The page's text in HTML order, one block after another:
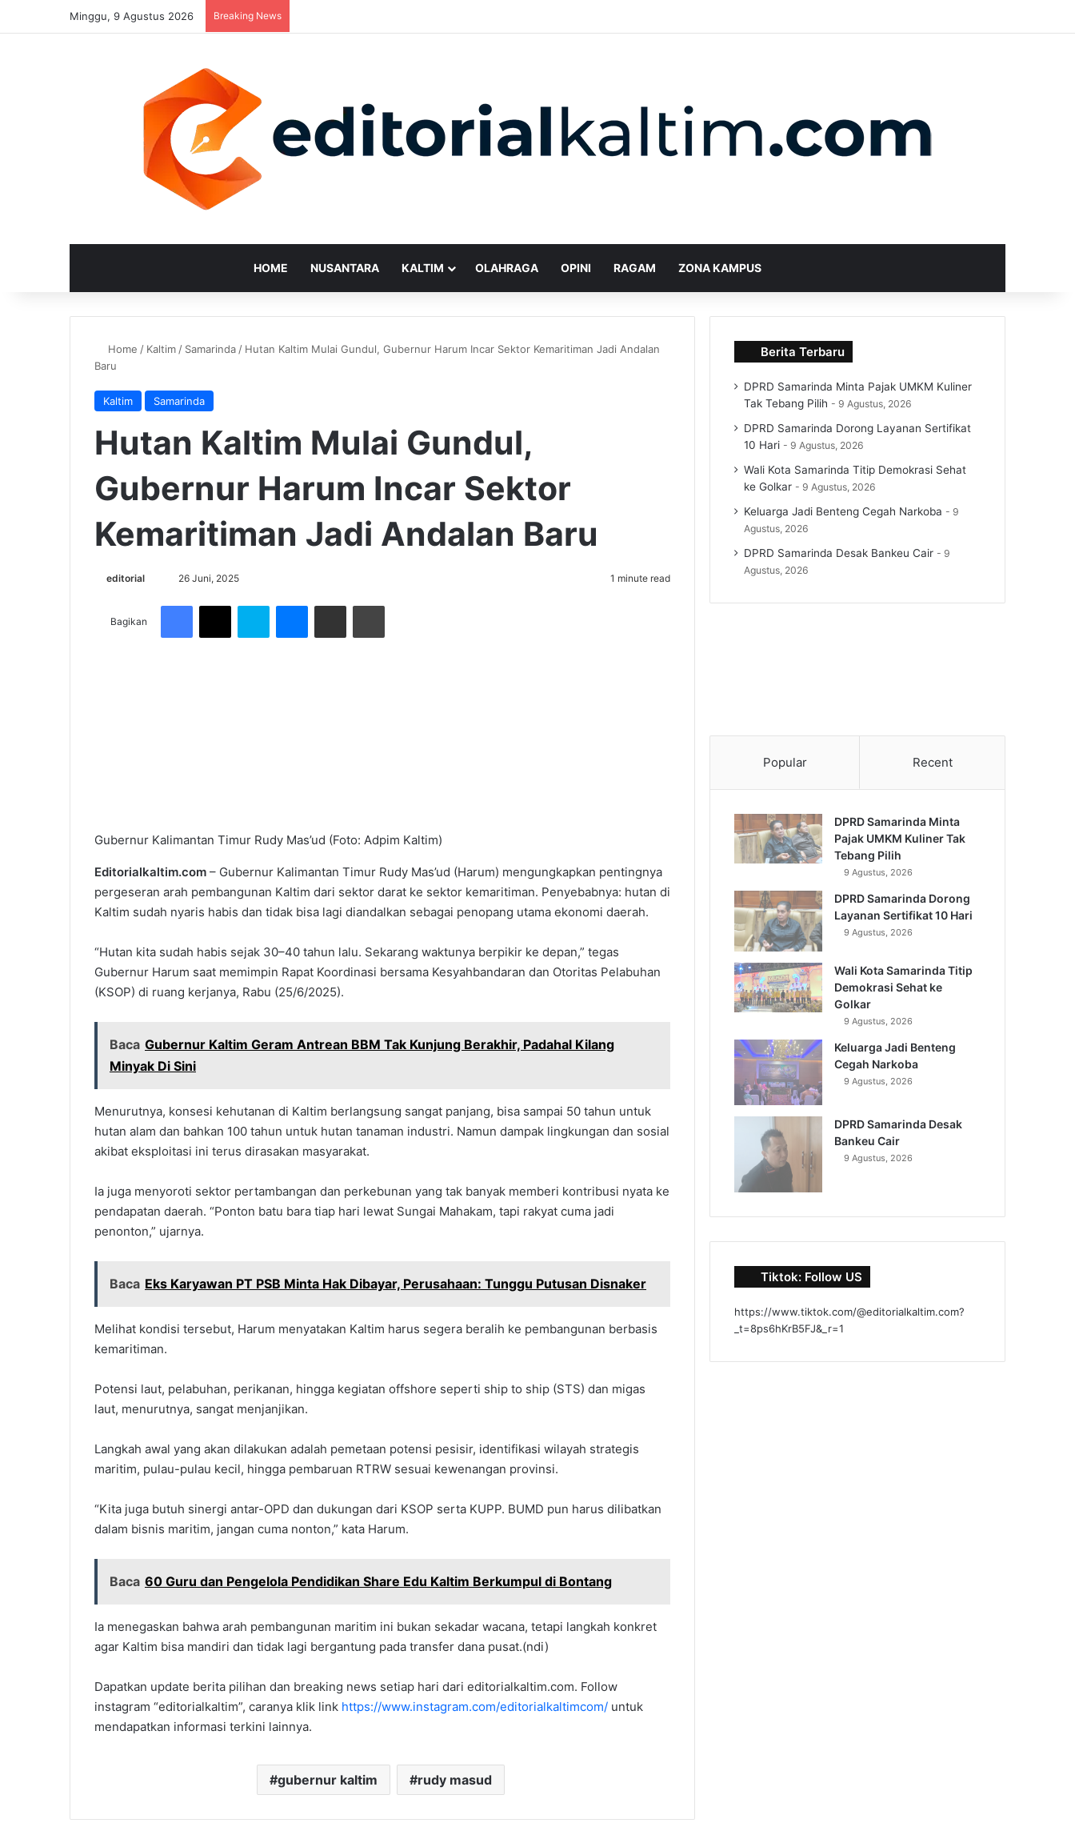
Minggu, 9 Agustus 2026 Breaking News
HOME NUSANTARA KALTIM OLAHRAGA OPINI RAGAM ZONA KAMPUS
Home / Kaltim / Samarinda / Hutan Kaltim Mulai Gundul, Gubernur Harum Incar Sektor Kemaritiman Jadi Andalan
Baru
Kaltim Samarinda
Hutan Kaltim Mulai Gundul,
Gubernur Harum Incar Sektor
Kemaritiman Jadi Andalan Baru
editorial 26 Juni, 2025 1 minute read
Bagikan
Facebook
X Skype Messenger
Share via Email Cetak
Gubernur Kalimantan Timur Rudy Mas’ud (Foto: Adpim Kaltim)
Editorialkaltim.com – Gubernur Kalimantan Timur Rudy Mas’ud (Harum) mengungkapkan pentingnya
pergeseran arah pembangunan Kaltim dari sektor darat ke sektor kemaritiman. Penyebabnya: hutan di
Kaltim sudah nyaris habis dan tidak bisa lagi diandalkan sebagai penopang utama ekonomi daerah.
“Hutan kita sudah habis sejak 30–40 tahun lalu. Sekarang waktunya berpikir ke depan,” tegas
Gubernur Harum saat memimpin Rapat Koordinasi bersama Kesyahbandaran dan Otoritas Pelabuhan
(KSOP) di ruang kerjanya, Rabu (25/6/2025).
Baca Gubernur Kaltim Geram Antrean BBM Tak Kunjung Berakhir, Padahal Kilang
Minyak Di Sini
Menurutnya, konsesi kehutanan di Kaltim berlangsung sangat panjang, bisa sampai 50 tahun untuk
hutan alam dan bahkan 100 tahun untuk hutan tanaman industri. Namun dampak lingkungan dan sosial
akibat eksploitasi ini terus dirasakan masyarakat.
Ia juga menyoroti sektor pertambangan dan perkebunan yang tak banyak memberi kontribusi nyata ke
pendapatan daerah. “Ponton batu bara tiap hari lewat Sungai Mahakam, tapi rakyat cuma jadi
penonton,” ujarnya.
Baca Eks Karyawan PT PSB Minta Hak Dibayar, Perusahaan: Tunggu Putusan Disnaker
Melihat kondisi tersebut, Harum menyatakan Kaltim harus segera beralih ke pembangunan berbasis
kemaritiman.
Potensi laut, pelabuhan, perikanan, hingga kegiatan offshore seperti ship to ship (STS) dan migas
laut, menurutnya, sangat menjanjikan.
Langkah awal yang akan dilakukan adalah pemetaan potensi pesisir, identifikasi wilayah strategis
maritim, pulau-pulau kecil, hingga pembaruan RTRW sesuai kewenangan provinsi.
“Kita juga butuh sinergi antar-OPD dan dukungan dari KSOP serta KUPP. BUMD pun harus dilibatkan
dalam bisnis maritim, jangan cuma nonton,” kata Harum.
Baca 60 Guru dan Pengelola Pendidikan Share Edu Kaltim Berkumpul di Bontang
Ia menegaskan bahwa arah pembangunan maritim ini bukan sekadar wacana, tetapi langkah konkret
agar Kaltim bisa mandiri dan tidak lagi bergantung pada transfer dana pusat.(ndi)
Dapatkan update berita pilihan dan breaking news setiap hari dari editorialkaltim.com. Follow
instagram “editorialkaltim”, caranya klik link https://www.instagram.com/editorialkaltimcom/ untuk
mendapatkan informasi terkini lainnya.
gubernur kaltim rudy masud
Berita Terbaru
DPRD Samarinda Minta Pajak UMKM Kuliner
Tak Tebang Pilih
9 Agustus, 2026
DPRD Samarinda Dorong Layanan Sertifikat
10 Hari
9 Agustus, 2026
Wali Kota Samarinda Titip Demokrasi Sehat
ke Golkar
9 Agustus, 2026
Keluarga Jadi Benteng Cegah Narkoba
9
Agustus, 2026
DPRD Samarinda Desak Bankeu Cair
9
Agustus, 2026
Popular Recent
DPRD Samarinda Minta
Pajak UMKM Kuliner Tak
Tebang Pilih
9 Agustus, 2026
DPRD Samarinda Dorong
Layanan Sertifikat 10 Hari
9 Agustus, 2026
Wali Kota Samarinda Titip
Demokrasi Sehat ke
Golkar
9 Agustus, 2026
Keluarga Jadi Benteng
Cegah Narkoba
9 Agustus, 2026
DPRD Samarinda Desak
Bankeu Cair
9 Agustus, 2026
Tiktok: Follow US
https://www.tiktok.com/@editorialkaltim.com?
_t=8ps6hKrB5FJ&_r=1